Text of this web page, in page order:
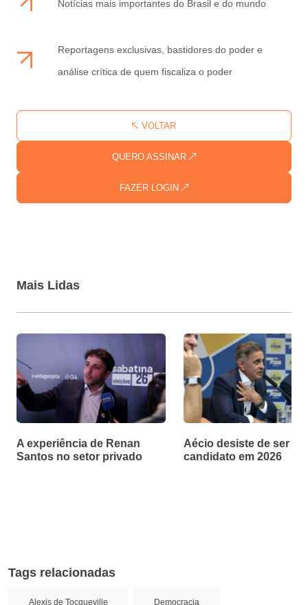
Notícias mais importantes do Brasil e do mundo
Reportagens exclusivas, bastidores do poder e
análise crítica de quem fiscaliza o poder
FAZER LOGIN
QUERO ASSINAR
VOLTAR
Mais Lidas
A experiência de Renan
Santos no setor privado
Aécio desiste de ser
candidato em 2026
Tags relacionadas
Alexis de Tocqueville Democracia